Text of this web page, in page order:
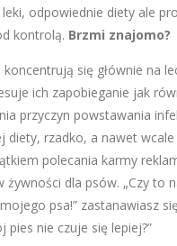
odpowiednie diety ale
kontrolą. Brzmi znajomo?
koncentrują się głównie na
ich zapobieganie jak
przyczyn powstawania
diety, rzadko, a nawet
polecania karmy
żywności dla psów. „Czy to
psa!” zastanawiasz
pies nie czuje się lepiej?”